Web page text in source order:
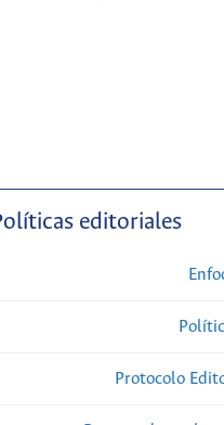
editoriales
Protocolo